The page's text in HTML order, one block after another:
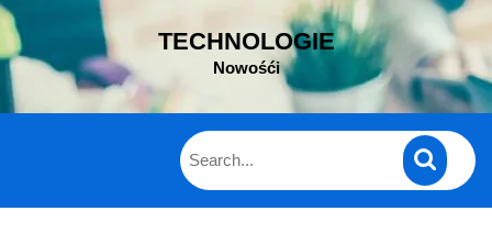
Skip
to
content
TECHNOLOGIE
Nowośći